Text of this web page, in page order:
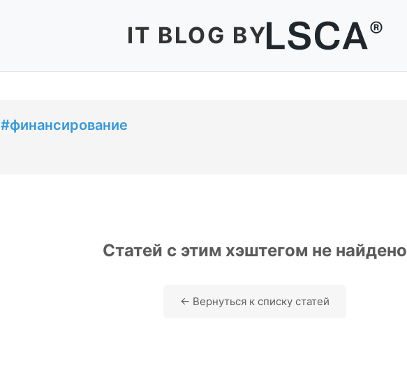
IT BLOG BY
#финансирование
Статей с этим хэштегом не найдено
← Вернуться к списку статей